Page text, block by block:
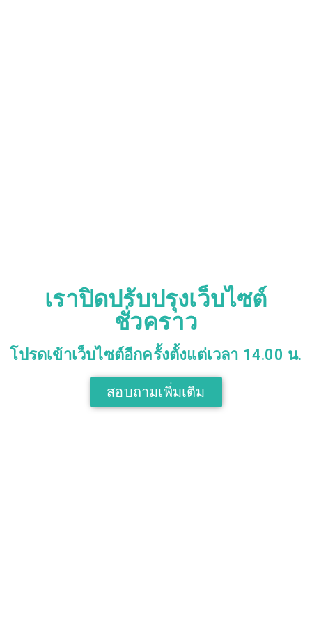
เราปิดปรับปรุงเว็บไซต์
ชั่วคราว
โปรดเข้าเว็บไซต์อีกครั้งตั้งแต่เวลา 14.00 น.
สอบถามเพิ่มเติม